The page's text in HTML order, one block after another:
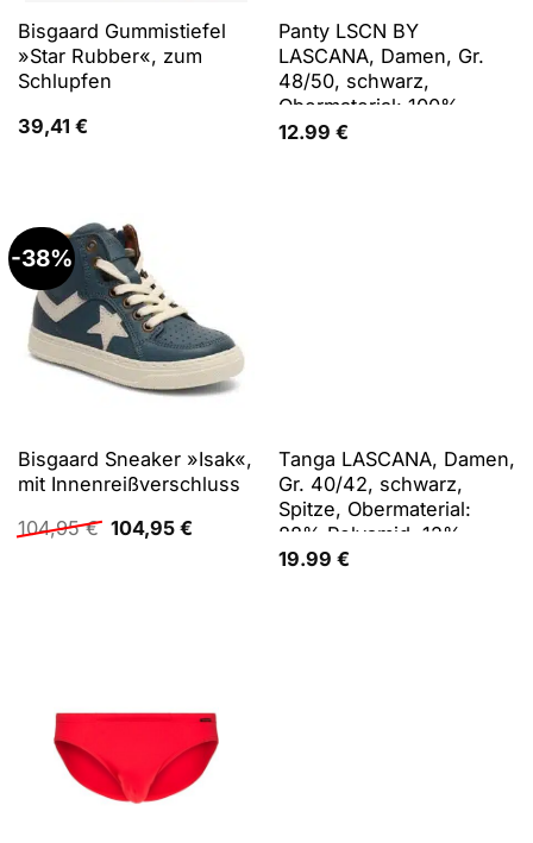
Bisgaard Gummistiefel
»Star Rubber«, zum
Schlupfen
39,41 €
Panty LSCN BY
LASCANA, Damen, Gr.
48/50, schwarz,
Obermaterial: 100%
Baumwolle, unifarben,
12.99 €
-38%
Bisgaard Sneaker »Isak«,
mit Innenreißverschluss
104,95€ Ursprünglicher
Preis
104,95 €Aktueller
Tanga LASCANA, Damen,
Gr. 40/42, schwarz,
Spitze, Obermaterial:
88% Polyamid, 12%
Elasthan, Unterhosen
19.99 €